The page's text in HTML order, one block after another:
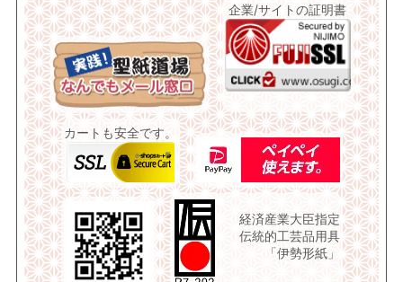
企業/サイトの証明書
カートも安全です。
経済産業大臣指定
伝統的工芸品用具
「伊勢形紙」